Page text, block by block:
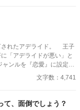
されたアデライド。 王子
「アデライドが悪い」と
文字数：4,741
て、面倒でしょう？